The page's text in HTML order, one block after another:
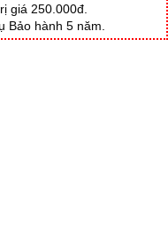
giá 250.000đ.
Bảo hành 5 năm.